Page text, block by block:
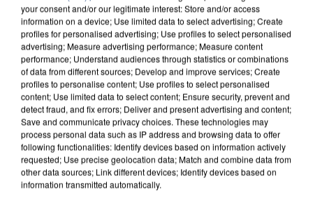
APRÈS TOUTES CES CANICULES, LES REFUGES
your consent and/or our legitimate interest: Store and/or access
information on a device; Use limited data to select advertising; Create
profiles for personalised advertising; Use profiles to select personalised
advertising; Measure advertising performance; Measure content
performance; Understand audiences through statistics or combinations
of data from different sources; Develop and improve services; Create
profiles to personalise content; Use profiles to select personalised
content; Use limited data to select content; Ensure security, prevent and
detect fraud, and fix errors; Deliver and present advertising and content;
Save and communicate privacy choices. These technologies may
process personal data such as IP address and browsing data to offer
following functionalities: Identify devices based on information actively
requested; Use precise geolocation data; Match and combine data from
other data sources; Link different devices; Identify devices based on
information transmitted automatically.